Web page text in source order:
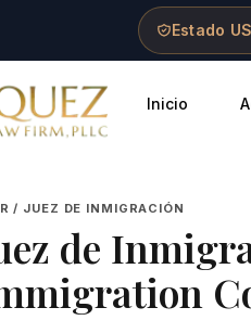
Estado
Inicio
/ JUEZ DE INMIGRACIÓN
de